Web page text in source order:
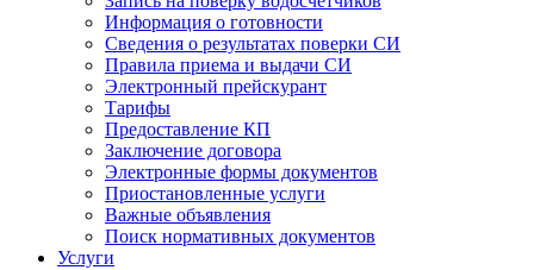
Информация о готовности
Сведения о результатах поверки СИ
Правила приема и выдачи СИ
Электронный прейскурант
Тарифы
Предоставление КП
Заключение договора
Электронные формы документов
Приостановленные услуги
Важные объявления
Поиск нормативных документов
Услуги